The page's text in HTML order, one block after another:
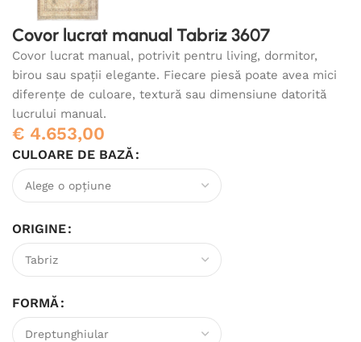
Covor lucrat manual Tabriz 3607
Covor lucrat manual, potrivit pentru living, dormitor,
birou sau spații elegante. Fiecare piesă poate avea mici
diferențe de culoare, textură sau dimensiune datorită
lucrului manual.
€ 4.653,00
CULOARE DE BAZĂ
ORIGINE
FORMĂ